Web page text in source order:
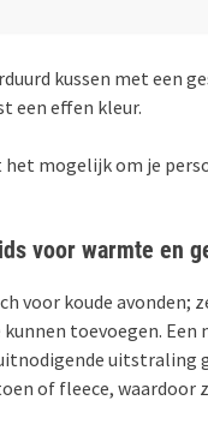
kussen met een
een effen kleur.
het mogelijk om je
voor warmte en
voor koude
toevoegen. Een
uitstraling
of fleece, waardoor